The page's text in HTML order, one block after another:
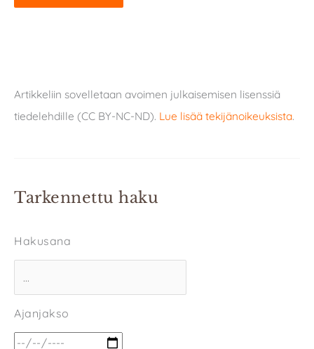
Artikkeliin sovelletaan avoimen julkaisemisen lisenssiä
tiedelehdille (CC BY-NC-ND). Lue lisää tekijänoikeuksista.
Tarkennettu haku
Hakusana
Ajanjakso